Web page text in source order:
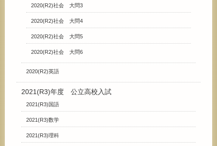
2020(R2)社会 大問3
2020(R2)社会 大問4
2020(R2)社会 大問5
2020(R2)社会 大問6
2020(R2)英語
2021(R3)年度 公立高校入試
2021(R3)国語
2021(R3)数学
2021(R3)理科